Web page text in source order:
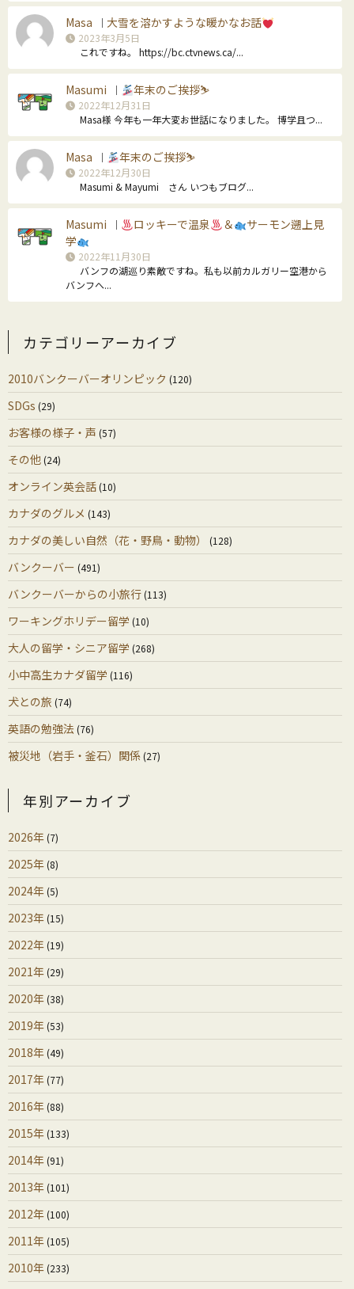
Masa 大雪を溶かすような暖かなお話
2023年3月5日
これですね。 https://bc.ctvnews.ca/...
Masumi 年末のご挨拶⛷
2022年12月31日
Masa様 今年も一年大変お世話になりました。 博学且つ...
Masa 年末のご挨拶⛷
2022年12月30日
Masumi & Mayumi さん いつもブログ...
Masumi ロッキーで温泉 ＆
サーモン遡上見
学
2022年11月30日
バンフの湖巡り素敵ですね。私も以前カルガリー空港から
バンフへ...
カテゴリーアーカイブ
2010バンクーバーオリンピック (120)
SDGs (29)
お客様の様子・声 (57)
その他(24)
オンライン英会話(10)
カナダのグルメ (143)
カナダの美しい自然（花・野鳥・動物） (128)
バンクーバー (491)
バンクーバーからの小旅行(113)
ワーキングホリデー留学 (10)
大人の留学・シニア留学 (268)
小中高生カナダ留学 (116)
犬との旅 (74)
英語の勉強法 (76)
被災地（岩手・釜石）関係(27)
年別アーカイブ
2026年(7)
2025年(8)
2024年(5)
2023年(15)
2022年(19)
2021年(29)
2020年(38)
2019年(53)
2018年(49)
2017年(77)
2016年(88)
2015年(133)
2014年(91)
2013年(101)
2012年(100)
2011年(105)
2010年(233)